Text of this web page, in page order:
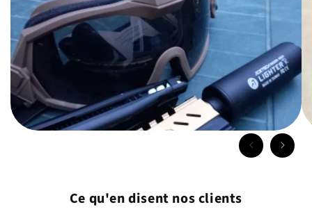
Ce qu'en disent nos clients